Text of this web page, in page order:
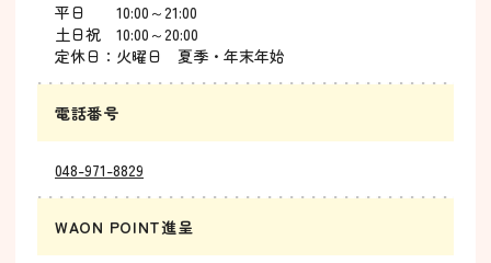
平日 10:00～21:00
土日祝 10:00～20:00
定休日：火曜日 夏季・年末年始
電話番号
048-971-8829
WAON POINT進呈